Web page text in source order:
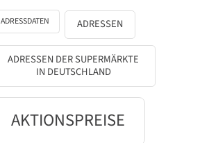
ADRESSDATEN ADRESSEN
ADRESSEN DER SUPERMÄRKTE
IN DEUTSCHLAND
AKTIONSPREISE